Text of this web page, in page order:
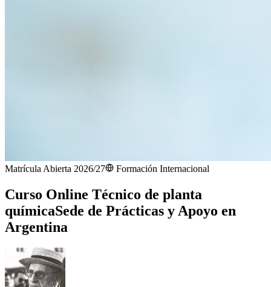
Matrícula Abierta 2026/27 Formación Internacional
Curso Online Técnico de planta
químicaSede de Prácticas y Apoyo en
Argentina